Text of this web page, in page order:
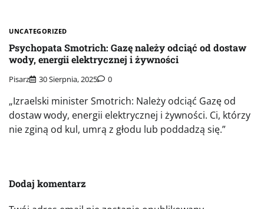
UNCATEGORIZED
Psychopata Smotrich: Gazę należy odciąć od dostaw
wody, energii elektrycznej i żywności
Pisarz 30 Sierpnia, 2025 0
„Izraelski minister Smotrich: Należy odciąć Gazę od
dostaw wody, energii elektrycznej i żywności. Ci, którzy
nie zginą od kul, umrą z głodu lub poddadzą się.”
Dodaj komentarz